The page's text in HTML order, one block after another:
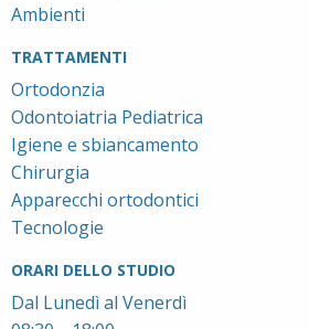
Ambienti
TRATTAMENTI
Ortodonzia
Odontoiatria Pediatrica
Igiene e sbiancamento
Chirurgia
Apparecchi ortodontici
Tecnologie
ORARI DELLO STUDIO
Dal Lunedì al Venerdì